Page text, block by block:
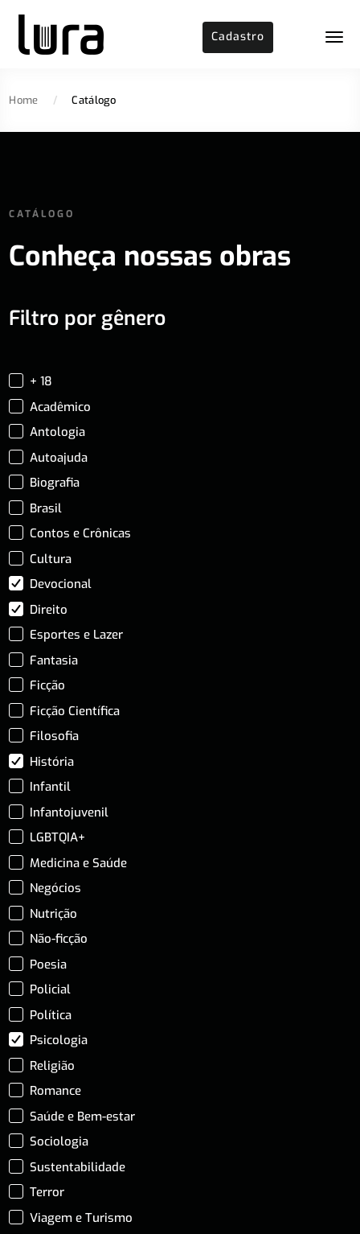
Cadastro
Home / Catálogo
CATÁLOGO
Conheça nossas obras
Filtro por gênero
+ 18
Acadêmico
Antologia
Autoajuda
Biografia
Brasil
Contos e Crônicas
Cultura
Devocional
Direito
Esportes e Lazer
Fantasia
Ficção
Ficção Científica
Filosofia
História
Infantil
Infantojuvenil
LGBTQIA+
Medicina e Saúde
Negócios
Nutrição
Não-ficção
Poesia
Policial
Política
Psicologia
Religião
Romance
Saúde e Bem-estar
Sociologia
Sustentabilidade
Terror
Viagem e Turismo